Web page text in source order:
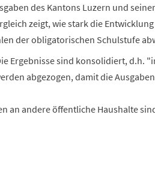
des Kantons Luzern und
zeigt, wie stark die
der obligatorischen Schulstufe
Ergebnisse sind konsolidiert, d.h.
abgezogen, damit die
an andere öffentliche Haushalte